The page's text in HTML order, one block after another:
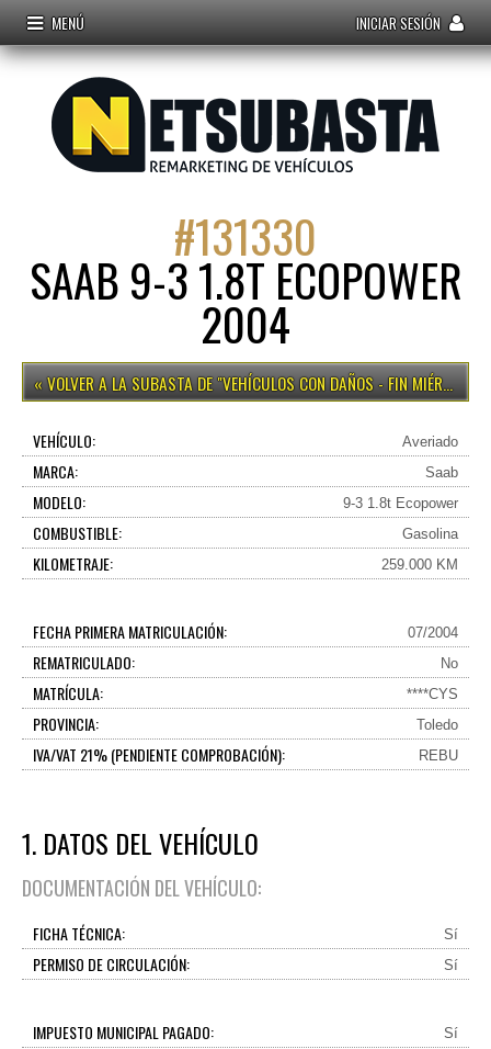
MENÚ INICIAR SESIÓN
#131330
SAAB 9-3 1.8T ECOPOWER
2004
VEHÍCULOS CON DAÑOS - FIN MIÉRCOLES 15H
VEHÍCULO: Averiado
MARCA: Saab
MODELO: 9-3 1.8t Ecopower
COMBUSTIBLE: Gasolina
KILOMETRAJE: 259.000 KM
FECHA PRIMERA MATRICULACIÓN: 07/2004
REMATRICULADO: No
MATRÍCULA: ****CYS
PROVINCIA: Toledo
IVA/VAT 21% (PENDIENTE COMPROBACIÓN): REBU
1. DATOS DEL VEHÍCULO
DOCUMENTACIÓN DEL VEHÍCULO:
FICHA TÉCNICA: Sí
PERMISO DE CIRCULACIÓN: Sí
IMPUESTO MUNICIPAL PAGADO: Sí